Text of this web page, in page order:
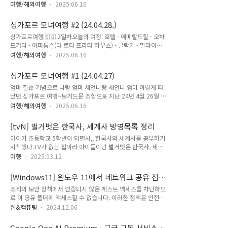
이 클라우드포레스트 열대우림의 정석이라고 해야할까? 진짜 규
내부가 더울까 걱정했는데 최고로 시원하고.. 너무 멋있었음..
플..
지만 여러번 확장으로 지금의 규모가 되었다고.. 부띠끄에서 역
움에 감탄 또 감탄!! 롱바의 싱가폴 슬링은 너무 비싸서 ㅠㅠ 패
스... 지우궁거핫팟 해산물플래터🦐 전참시에 나왔던 해산물 플
래터 먹으러 부기스로! 랍스타를 위해 3~4인을 시켰는데 너무어
마무시한 양이... 결국 다 못 먹었다는..디저트는 싱가포르에 유
명한 망고사고 아츄디저트 갠적으로 난 첫날 먹은 망고빙수가 더
장 아까웠던 ㅋㅋ 거의 싱가포르 역사나 현지인들에 유명한 사람
이 더 많았다..탄종비..
여행/해외여행 2025.06.16
싱가포르 모녀여행 #2 (24.04.28.)
싱가포르여행🇸🇬 2일차오늘의 여정: 호텔 - 에메랄드힐 - 오차
드거리 - 어퍼톰슨(더 로티 프라타 하우스) - 클락키 - 멀라이언
파크 - 클락키 리버크루스 - 사테거리 - 호텔총 걸음 수: 24,510
무 더워서 아이온 오차드만 갔던지라,, 오늘 다시 오차드 거리
로!!MTR 타러 가는 길에 아랍ST의 응커피 에서 ☕️ 에메랄드힐
로드 너무 이쁜 동네..오차드 거리 이곳 저곳(쇼핑몰) 둘러보고
파라곤몰 야쿤카야토스트 먹고 점심먹으러~~점심은 조금 외곽
에 있는 the rotiprata house 찐 현지인들만 오는 외곽 주거지
곳!!2층버스 타고 클락키로!!클락키 리버크루즈..
여행/해외여행 2025.06.16
싱가포트 모녀여행 #1 (24.04.27)
엄마 칠순 기념으로 나랑 엄마 새언니랑 새언니 엄마 이렇게 떠
났던 싱가포르 여행~보기드문 조합으로 지난 24년 4월 26일 ~
5월 1일 (3박6일, 현지기준 꽉참 3박4일) 싱가포르여행🇸🇬 1
면세점에서 여행 중 마실 알코올 사구 그랩타구 숙소 왔더니 6시
반이던가..얼리 체크인 요청 했더니 얄짤없이 "놉!!!!!!!!!"그래
서 준비해서 나가려다 미리 보낸 메일 얘기 했더니 8시 이후면
해줄 수 있단다.. ㅋㅋ @hoteltraveltine 그래서 호텔 근처 산책
하기로..걸어서 플라이어(4월 점검으로 운행안함) 찍고 돌아와
크인 ✔️ 첫 일정은 리틀인디아 ..
여행/해외여행 2025.06.16
[tvN] 벌거벗은 한국사, 세계사 방영목록 정리
아이가 초등학교 5학년이 되면서,, 한국사와 세계사를 공부하기
시작했다.TV가 없는 집이라 아이들이랑 벌거벗은 한국사, 세계
사를 보면 좋겠다는 생각은 많이 했었는데이미 너무 많은 회차가
은 회차가 생겼고,, 이제서라도 보면 어떨까 생각하다가 방영목
록을 찾아 보게 되었다. 나무위키에서 아주 자세한 내용이 있었
지만, 이걸 매번 찾아보기도 그렇고,, 출력해서 아이에게 골라볼
수 있게 하고 싶단 생각에 그냥 엑셀로 정리해 보았다. 벌거벗은
세계사EP.방영날짜회차 정보강사여행지비고12020-12-12히
트, 로마 32020-12-26일본 제국 (난징 대학살)중국 난징, 중
여행 2025.03.12
[Windows11] 윈도우 11에서 네트워크 공유 접
근 문제
조직의 보안 정책에서 인증되지 않은 게스트 액세스를 차단하므
로 이 공유 폴더에 액세스할 수 없습니다. 이러한 정책은 안전하
지 않거나 악의적인 장치로부터 PC를 보호하도록 도와줍니
다."KB5003173" 보안 패치 확인 필요아래와 같은 문제가 발생
웹&컴퓨팅 2024.12.06